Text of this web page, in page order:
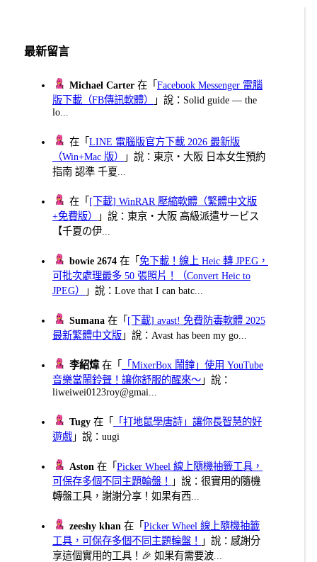
最新留言
Michael Carter 在「Facebook Messenger 電腦
版下載（FB傳訊軟體）
」說：Solid guide — the
lo...
在「LINE 電腦版官方下載 2026 最新版
（Win+Mac 版）
」說：東京・大阪 日本女生預約
指南 認準 千夏...
在「 [下載] WinRAR 壓縮軟體（繁體中文版
+免費版）
」說：東京・大阪 高級派遣サービス
【千夏の伊...
bowie 2674 在「免下載！線上 Heic 轉 JPEG，
可批次處理最多 50 張照片！（Convert Heic to
JPEG）
」說：Love that I can batc...
Sumana 在「 [下載] avast! 免費防毒軟體 2025
最新繁體中文版 」說：Avast has been my go...
李紹煒在「
「MixerBox 鬧鐘」使用 YouTube
音樂當鬧鈴聲！讓你舒服的醒來～ 」說：
liweiwei0123roy@gmai...
Tugy 在「
「打地鼠學唐詩」讓你長智慧的好
遊戲 」說：uugi
Aston 在「Picker Wheel 線上隨機抽籤工具，
可保存多個不同主題輪盤！
」說：很實用的隨機
轉盤工具，謝謝分享！如果有西...
zeeshy khan 在「Picker Wheel 線上隨機抽籤
工具，可保存多個不同主題輪盤！
」說：感謝分
享這個實用的工具！🎉 如果有需要波...